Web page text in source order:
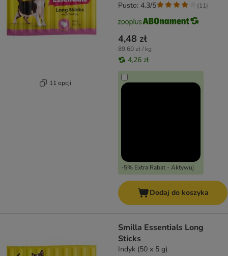
11 opcji
4,48 zł
89,60 zł / kg
4,26 zł
-5% Extra Rabat - Aktywuj
Pusto: 4.3/5 (11)
Dodaj do koszyka
Smilla Essentials Long
Sticks
Indyk (50 x 5 g)